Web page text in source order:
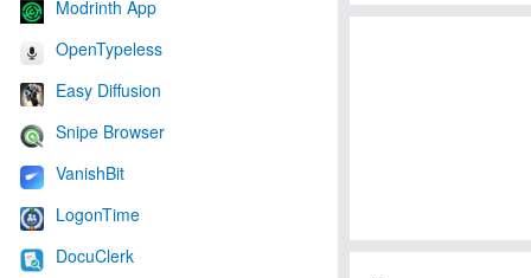
Modrinth App
OpenTypeless
Easy Diffusion
Snipe Browser
VanishBit
LogonTime
DocuClerk